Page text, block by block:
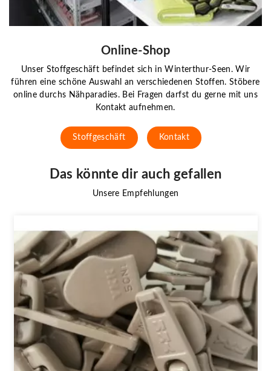
Online-Shop
Unser Stoffgeschäft befindet sich in Winterthur-Seen. Wir
führen eine schöne Auswahl an verschiedenen Stoffen. Stöbere
online durchs Nähparadies. Bei Fragen darfst du gerne mit uns
Kontakt aufnehmen.
Stoffgeschäft Kontakt
Das könnte dir auch gefallen
Unsere Empfehlungen